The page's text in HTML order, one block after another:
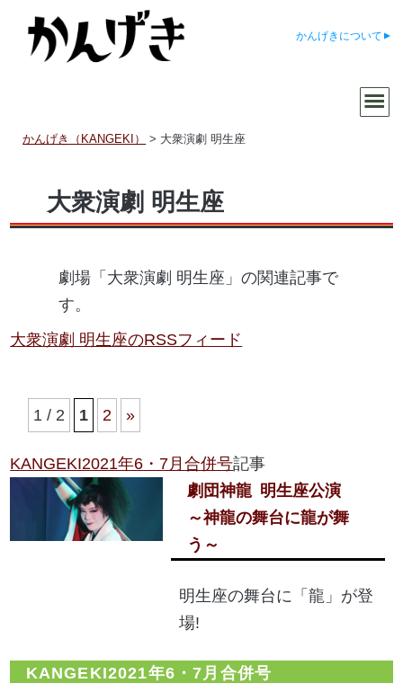
かんげきについて
かんげき（KANGEKI） > 大衆演劇 明生座
大衆演劇 明生座
劇場「大衆演劇 明生座」の関連記事で
す。
大衆演劇 明生座のRSSフィード
1 / 2 1 2 »
KANGEKI2021年6・7月合併号記事
劇団神龍 明生座公演
～神龍の舞台に龍が舞
う～
明生座の舞台に「龍」が登
場!
KANGEKI2021年6・7月合併号